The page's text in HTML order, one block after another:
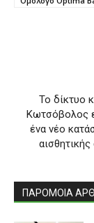
Το δίκτυο
Κωτσόβολος
ένα νέο
ΠΑΡΟΜΟΙΑ